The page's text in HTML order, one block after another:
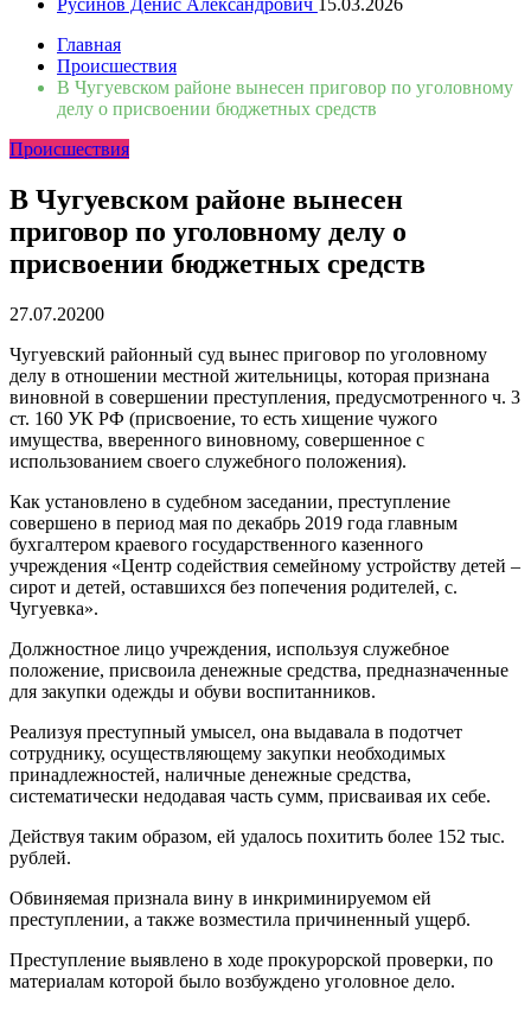
Русинов Денис Александрович 15.03.2026
Главная
Происшествия
В Чугуевском районе вынесен приговор по уголовному
делу о присвоении бюджетных средств
Происшествия
В Чугуевском районе вынесен
приговор по уголовному делу о
присвоении бюджетных средств
27.07.20200
Чугуевский районный суд вынес приговор по уголовному
делу в отношении местной жительницы, которая признана
виновной в совершении преступления, предусмотренного ч. 3
ст. 160 УК РФ (присвоение, то есть хищение чужого
имущества, вверенного виновному, совершенное с
использованием своего служебного положения).
Как установлено в судебном заседании, преступление
совершено в период мая по декабрь 2019 года главным
бухгалтером краевого государственного казенного
учреждения «Центр содействия семейному устройству детей –
сирот и детей, оставшихся без попечения родителей, с.
Чугуевка».
Должностное лицо учреждения, используя служебное
положение, присвоила денежные средства, предназначенные
для закупки одежды и обуви воспитанников.
Реализуя преступный умысел, она выдавала в подотчет
сотруднику, осуществляющему закупки необходимых
принадлежностей, наличные денежные средства,
систематически недодавая часть сумм, присваивая их себе.
Действуя таким образом, ей удалось похитить более 152 тыс.
рублей.
Обвиняемая признала вину в инкриминируемом ей
преступлении, а также возместила причиненный ущерб.
Преступление выявлено в ходе прокурорской проверки, по
материалам которой было возбуждено уголовное дело.